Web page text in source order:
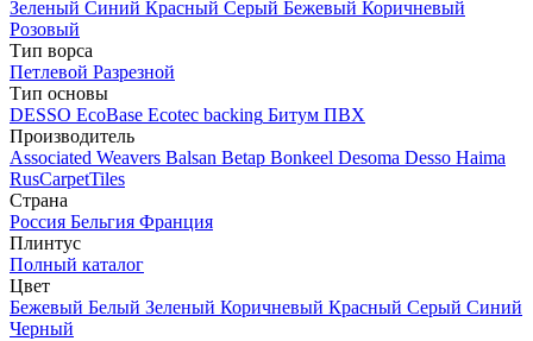
Зеленый Синий Красный Серый Бежевый Коричневый
Розовый
Тип ворса
Петлевой Разрезной
Тип основы
DESSO EcoBase Ecotec backing Битум ПВХ
Производитель
Associated Weavers Balsan Betap Bonkeel Desoma Desso Haima
RusCarpetTiles
Страна
Россия Бельгия Франция
Плинтус
Полный каталог
Цвет
Бежевый Белый Зеленый Коричневый Красный Серый Синий
Черный